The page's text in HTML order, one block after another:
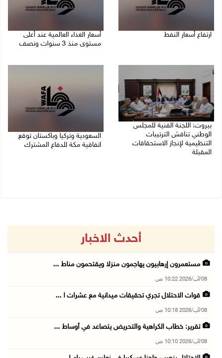
ارتفاع أسعار النفط
أسعار الغذاء العالمية عند أعلى
مستوى منذ 3 سنوات ونصف
بيروت: اللجنة الفنية للمجلس
الوطني تناقش الترتيبات
التنظيمية لإنجاز الاستحقاقات
المقبلة
السعودية وتركيا وباكستان توقع
اتفاقية مكة للدفاع المشترك
أحدث الاخبار
مستعمرون إرهابيون يهاجمون منزلا ويقتحمون مناط ...
08/آب/2026 10:22 ص
قوات الاحتلال تجري تحقيقات ميدانية مع عشرات ا ...
08/آب/2026 10:18 ص
تقرير: خطاب الكراهية والتحريض يتصاعد في أوساط ...
08/آب/2026 10:10 ص